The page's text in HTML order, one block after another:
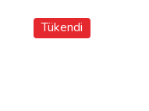
Tükendi